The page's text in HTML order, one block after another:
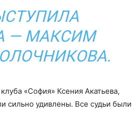
— МАКСИМ
«София» Ксения Акатьева,
сильно удивлены. Все судьи были